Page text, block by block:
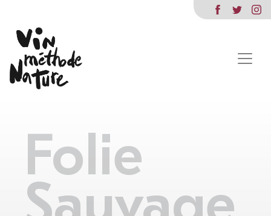
Folie